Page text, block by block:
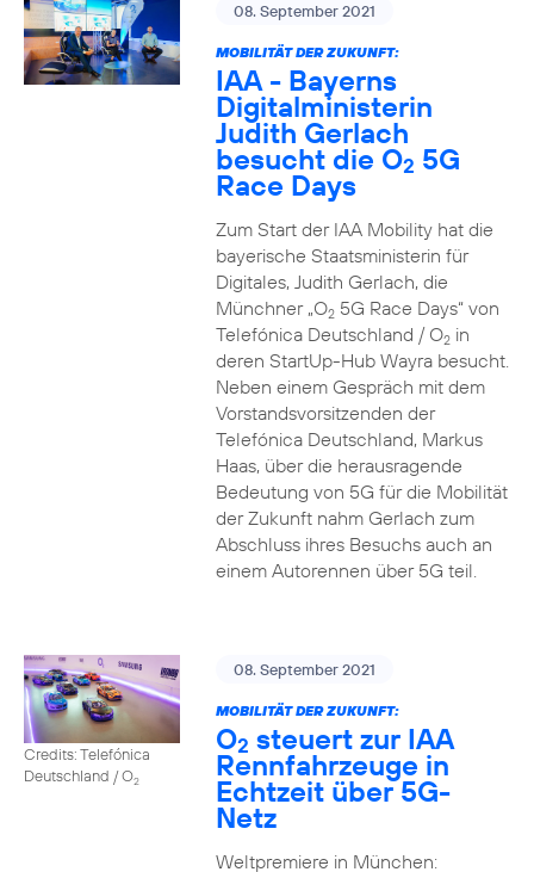
08. September 2021
MOBILITÄT DER ZUKUNFT:
IAA - Bayerns
Digitalministerin
Judith Gerlach
besucht die O2 5G
Race Days
Zum Start der IAA Mobility hat die
bayerische Staatsministerin für
Digitales, Judith Gerlach, die
Münchner „O25G Race Days“ von
Telefónica Deutschland / O2in
deren StartUp-Hub Wayra besucht.
Neben einem Gespräch mit dem
Vorstandsvorsitzenden der
Telefónica Deutschland, Markus
Haas, über die herausragende
Bedeutung von 5G für die Mobilität
der Zukunft nahm Gerlach zum
Abschluss ihres Besuchs auch an
einem Autorennen über 5G teil.
Credits: Telefónica
Deutschland / O2
08. September 2021
MOBILITÄT DER ZUKUNFT:
O2 steuert zur IAA
Rennfahrzeuge in
Echtzeit über 5G-
Netz
Weltpremiere in München: